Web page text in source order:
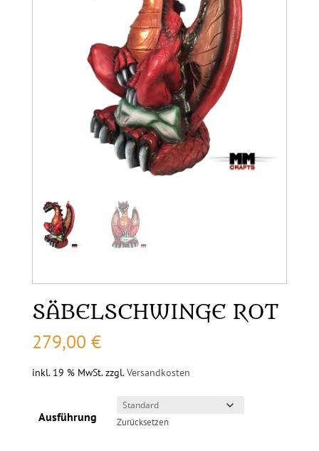
SÄBELSCHWINGE ROT
279,00 €
inkl. 19 % MwSt. zzgl.Versandkosten
Ausführung Zurücksetzen